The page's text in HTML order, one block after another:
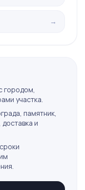
→
городом,
участка.
памятник,
и